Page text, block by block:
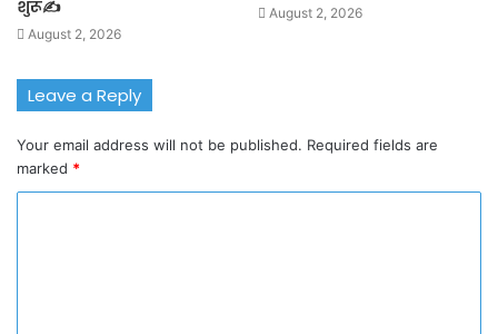
शुरू✍️
August 2, 2026
August 2, 2026
Leave a Reply
Your email address will not be published. Required fields are
marked *